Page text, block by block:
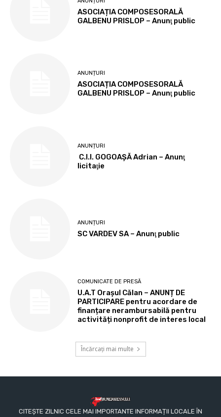
ASOCIAȚIA COMPOSESORALĂ
GALBENU PRISLOP – Anunţ public
ANUNȚURI
ASOCIAȚIA COMPOSESORALĂ
GALBENU PRISLOP – Anunţ public
ANUNȚURI
C.I.I. GOGOAŞĂ Adrian – Anunţ
licitaţie
ANUNȚURI
SC VARDEV SA – Anunţ public
COMUNICATE DE PRESĂ
U.A.T Orașul Călan – ANUNȚ DE
PARTICIPARE pentru acordare de
finanțare nerambursabilă pentru
activități nonprofit de interes local
Încărcați mai multe
CITEȘTE ZILNIC CELE MAI IMPORTANTE INFORMAȚII LOCALE ÎN